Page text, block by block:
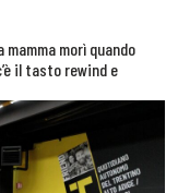
morì quando
il tasto rewind e